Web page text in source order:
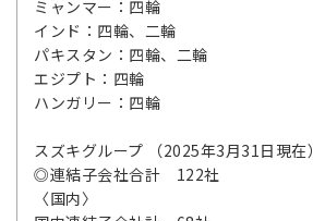
ミャンマー：四輪
インド：四輪、二輪
パキスタン：四輪、二輪
エジプト：四輪
ハンガリー：四輪
スズキグループ （2025年3月31日現在）
◎連結子会社合計 122社
〈国内〉